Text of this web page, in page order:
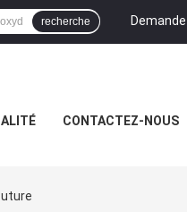
recherche
CONTACTEZ-NOUS